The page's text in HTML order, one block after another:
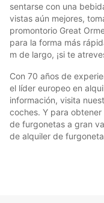
sentarse con una
vistas aún mejores,
promontorio Great
para la forma más
m de largo, ¡si te
Con 70 años de
el líder europeo en
información, visita
coches. Y para
de furgonetas a gran
de alquiler de